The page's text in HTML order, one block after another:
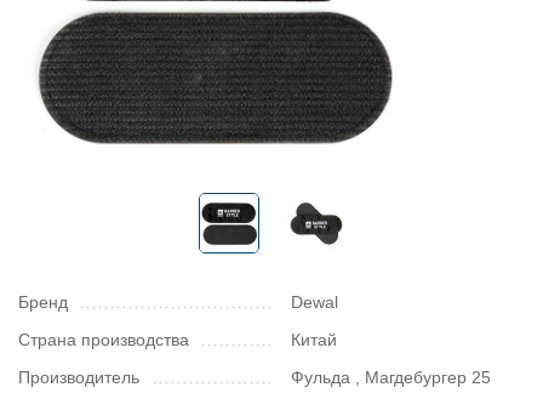
Бренд
Dewal
Страна производства
Китай
Производитель
Фульда , Магдебургер 25